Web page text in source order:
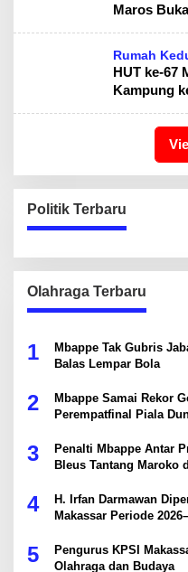
Maros
Rumah
HUT ke-67
Kampung
Politik Terbaru
Olahraga Terbaru
1
Mbappe Tak Gubris
Balas Lempar Bola
2
Mbappe Samai Rekor
Perempatfinal Piala
3
Penalti Mbappe Antar
Bleus Tantang Maroko
4
H. Irfan Darmawan
Makassar Periode
5
Pengurus KPSI
Olahraga dan Budaya